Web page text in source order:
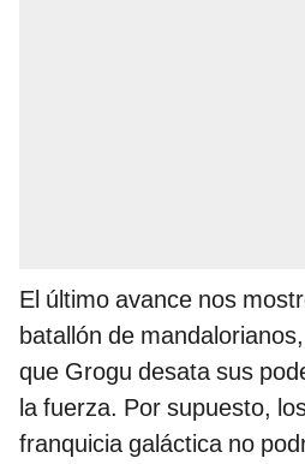
El último avance nos
batallón de
que Grogu desata sus
la fuerza. Por supuesto,
franquicia galáctica no